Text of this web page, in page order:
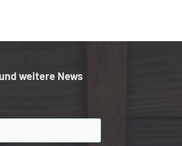
weitere News